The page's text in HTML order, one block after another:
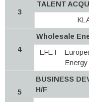
3
TALENT
4
Wholesale
EFET -
5
BUSINESS
H/F